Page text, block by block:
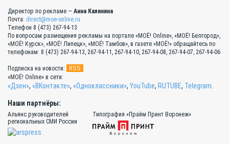
Директор по рекламе — Анна Калинина
Почта: direct@moe-online.ru
Телефон 8 (473) 267-94-13
По вопросам размещения рекламы на портале «МОЁ! Online», «МОЁ! Белгород»,
«МОЁ! Курск», «МОЁ! Липецк», «МОЁ! Тамбов», в газете «МОЁ!» обращайтесь по
телефонам: 8 (473) 267-94-13, 267-94-11, 267-94-10, 267-94-08, 267-94-07, 267-94-06
Подписка на новости: RSS
«МОЁ! Online» в сети:
«Дзен», «ВКонтакте», «Одноклассники», YouTube, RUTUBE, Telegram
Наши партнёры:
Альянс руководителей
региональных СМИ России
Типография «Прайм Принт Воронеж»